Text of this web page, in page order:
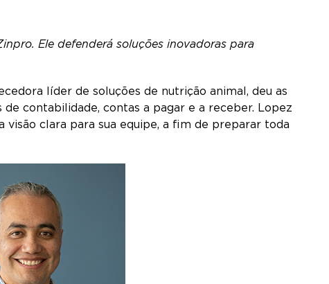
Ele defenderá soluções inovadoras para
líder de soluções de nutrição animal, deu as
contabilidade, contas a pagar e a receber. Lopez
clara para sua equipe, a fim de preparar toda